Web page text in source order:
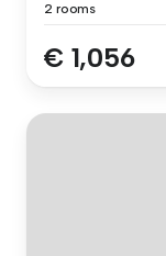
2 rooms
€ 1,056